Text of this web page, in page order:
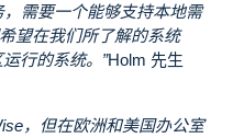
需要一个能够支持本地需
望在我们所了解的系统
行的系统。”Holm 先生
，但在欧洲和美国办公室